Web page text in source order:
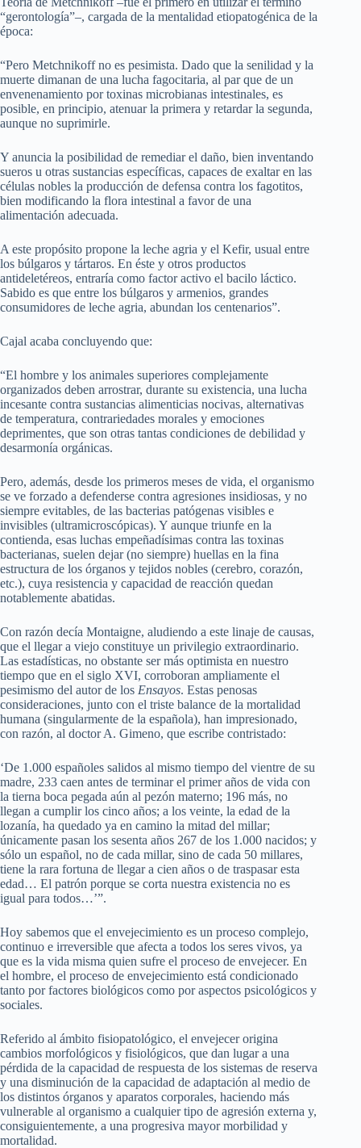
“gerontología”–, cargada de la mentalidad etiopatogénica de la
época:
“Pero Metchnikoff no es pesimista. Dado que la senilidad y la
muerte dimanan de una lucha fagocitaria, al par que de un
envenenamiento por toxinas microbianas intestinales, es
posible, en principio, atenuar la primera y retardar la segunda,
aunque no suprimirle.
Y anuncia la posibilidad de remediar el daño, bien inventando
sueros u otras sustancias específicas, capaces de exaltar en las
células nobles la producción de defensa contra los fagotitos,
bien modificando la flora intestinal a favor de una
alimentación adecuada.
A este propósito propone la leche agria y el Kefir, usual entre
los búlgaros y tártaros. En éste y otros productos
antideletéreos, entraría como factor activo el bacilo láctico.
Sabido es que entre los búlgaros y armenios, grandes
consumidores de leche agria, abundan los centenarios”.
Cajal acaba concluyendo que:
“El hombre y los animales superiores complejamente
organizados deben arrostrar, durante su existencia, una lucha
incesante contra sustancias alimenticias nocivas, alternativas
de temperatura, contrariedades morales y emociones
deprimentes, que son otras tantas condiciones de debilidad y
desarmonía orgánicas.
Pero, además, desde los primeros meses de vida, el organismo
se ve forzado a defenderse contra agresiones insidiosas, y no
siempre evitables, de las bacterias patógenas visibles e
invisibles (ultramicroscópicas). Y aunque triunfe en la
contienda, esas luchas empeñadísimas contra las toxinas
bacterianas, suelen dejar (no siempre) huellas en la fina
estructura de los órganos y tejidos nobles (cerebro, corazón,
etc.), cuya resistencia y capacidad de reacción quedan
notablemente abatidas.
Con razón decía Montaigne, aludiendo a este linaje de causas,
que el llegar a viejo constituye un privilegio extraordinario.
Las estadísticas, no obstante ser más optimista en nuestro
tiempo que en el siglo XVI, corroboran ampliamente el
pesimismo del autor de los Ensayos. Estas penosas
consideraciones, junto con el triste balance de la mortalidad
humana (singularmente de la española), han impresionado,
con razón, al doctor A. Gimeno, que escribe contristado:
‘De 1.000 españoles salidos al mismo tiempo del vientre de su
madre, 233 caen antes de terminar el primer años de vida con
la tierna boca pegada aún al pezón materno; 196 más, no
llegan a cumplir los cinco años; a los veinte, la edad de la
lozanía, ha quedado ya en camino la mitad del millar;
únicamente pasan los sesenta años 267 de los 1.000 nacidos; y
sólo un español, no de cada millar, sino de cada 50 millares,
tiene la rara fortuna de llegar a cien años o de traspasar esta
edad… El patrón porque se corta nuestra existencia no es
igual para todos…’”.
Hoy sabemos que el envejecimiento es un proceso complejo,
continuo e irreversible que afecta a todos los seres vivos, ya
que es la vida misma quien sufre el proceso de envejecer. En
el hombre, el proceso de envejecimiento está condicionado
tanto por factores biológicos como por aspectos psicológicos y
sociales.
Referido al ámbito fisiopatológico, el envejecer origina
cambios morfológicos y fisiológicos, que dan lugar a una
pérdida de la capacidad de respuesta de los sistemas de reserva
y una disminución de la capacidad de adaptación al medio de
los distintos órganos y aparatos corporales, haciendo más
vulnerable al organismo a cualquier tipo de agresión externa y,
consiguientemente, a una progresiva mayor morbilidad y
mortalidad.